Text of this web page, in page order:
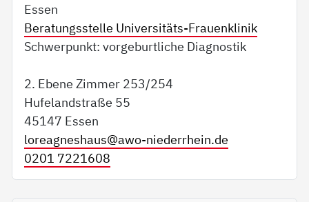
Essen
Beratungsstelle Universitäts-Frauenklinik
Schwerpunkt: vorgeburtliche Diagnostik
2. Ebene Zimmer 253/254
Hufelandstraße 55
45147 Essen
loreagneshaus@awo-niederrhein.de
0201 7221608